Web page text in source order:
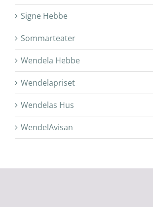
Signe Hebbe
Sommarteater
Wendela Hebbe
Wendelapriset
Wendelas Hus
WendelAvisan